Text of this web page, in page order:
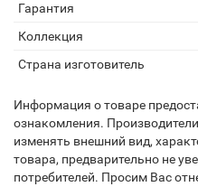
Гарантия
Коллекция
Страна изготовитель
Информация о товаре
ознакомления.
изменять внешний вид,
товара, предварительно не
потребителей. Просим Вас